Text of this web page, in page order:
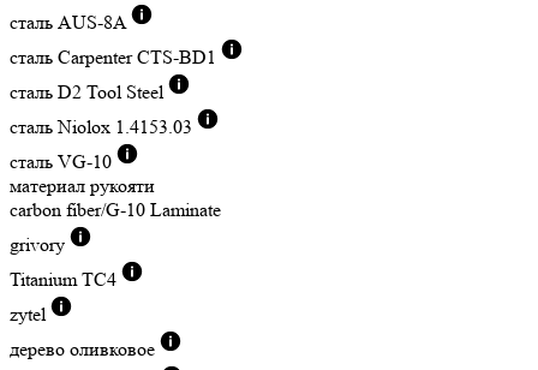
сталь AUS-8A
сталь Carpenter CTS-BD1
сталь D2 Tool Steel
сталь Niolox 1.4153.03
сталь VG-10
материал рукояти
carbon fiber/G-10 Laminate
grivory
Titanium TC4
zytel
дерево оливковое